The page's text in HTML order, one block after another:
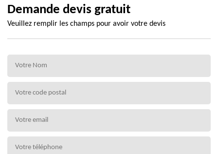
Demande devis gratuit
Veuillez remplir les champs pour avoir votre devis